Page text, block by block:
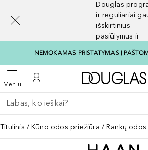
Douglas
ir reguliariai
išskirtinius
pasiūlymus ir
NEMOKAMAS PRISTATYMAS Į
MeniuAtidaryti meniuĮ mano paskyrą
Grįžk atgal
Vykdykite paiešką
Titulinis Kūno odos priežiūra Rankų
[navigation.slideout.screenreader]